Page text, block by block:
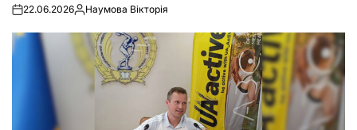
on22.06.2026Опубліковано
Наумова Вікторія